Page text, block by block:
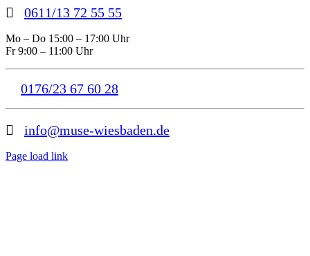
0611/13 72 55 55
Mo – Do 15:00 – 17:00 Uhr
Fr 9:00 – 11:00 Uhr
0176/23 67 60 28
info@muse-wiesbaden.de
Page load link